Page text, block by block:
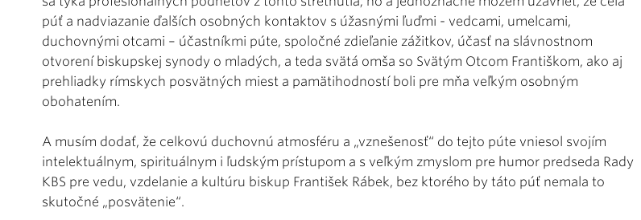
púť a nadviazanie ďalších osobných kontaktov s úžasnými ľuďmi - vedcami, umelcami,
duchovnými otcami – účastníkmi púte, spoločné zdieľanie zážitkov, účasť na slávnostnom
otvorení biskupskej synody o mladých, a teda svätá omša so Svätým Otcom Františkom, ako aj
prehliadky rímskych posvätných miest a pamätihodností boli pre mňa veľkým osobným
obohatením.
A musím dodať, že celkovú duchovnú atmosféru a „vznešenosť“ do tejto púte vniesol svojím
intelektuálnym, spirituálnym i ľudským prístupom a s veľkým zmyslom pre humor predseda Rady
KBS pre vedu, vzdelanie a kultúru biskup František Rábek, bez ktorého by táto púť nemala to
skutočné „posvätenie“.